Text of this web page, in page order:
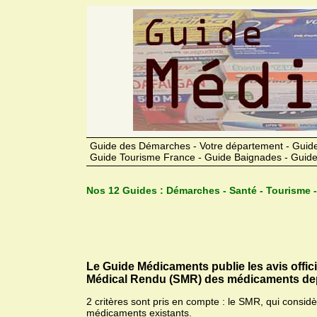
Guide des Démarches - Votre département -
Guide Tourisme France - Guide Baignades -
Nos 12 Guides : Démarches - Santé -
Le Guide Médicaments publie les avis
Médical Rendu (SMR) des médicaments
2 critères sont pris en compte : le SMR, qui
médicaments existants.